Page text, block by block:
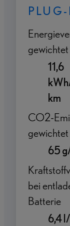
11,6
km
CO2-
65
bei
Batterie
6,4